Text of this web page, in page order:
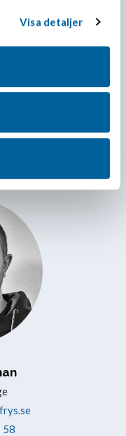
Visa detaljer
58